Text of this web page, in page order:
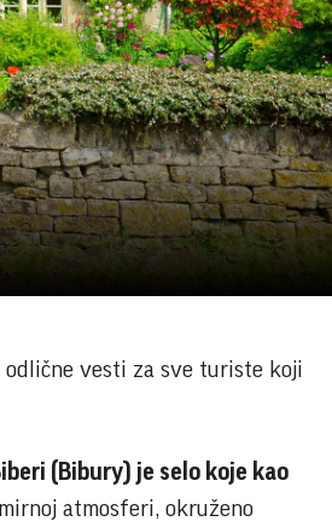
vesti za sve turiste koji
(Bibury) je selo koje kao
atmosferi, okruženo